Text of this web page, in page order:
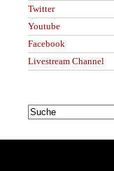
Twitter
Youtube
Facebook
Livestream Channel